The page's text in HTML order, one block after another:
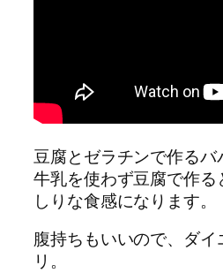
豆腐とゼラチンで作るバ
牛乳を使わず豆腐で作る
しりな食感になります。
腹持ちもいいので、ダイ
リ。